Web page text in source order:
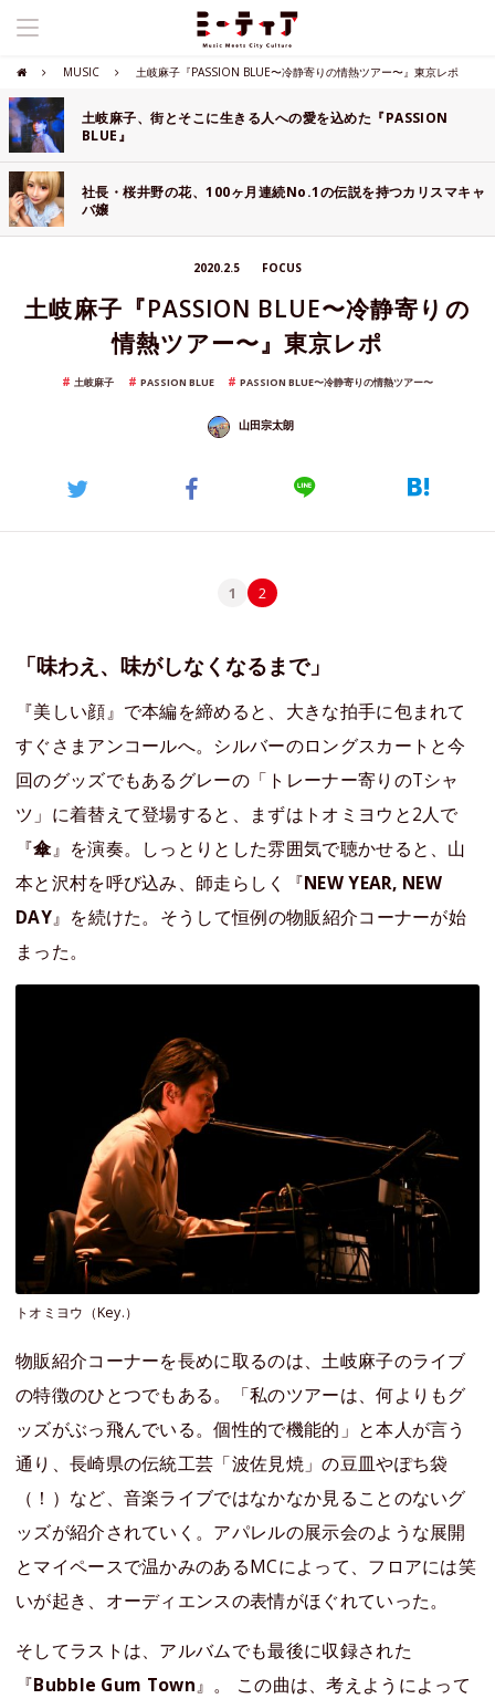
MUSIC 土岐麻子『PASSION BLUE〜冷静寄りの情熱ツアー〜』東京レポ
土岐麻子、街とそこに生きる人への愛を込めた『PASSION
BLUE』
社長・桜井野の花、100ヶ月連続No.1の伝説を持つカリスマキャ
バ嬢
2020.2.5 FOCUS
土岐麻子『PASSION BLUE〜冷静寄りの
情熱ツアー〜』東京レポ
土岐麻子 PASSION BLUE PASSION BLUE〜冷静寄りの情熱ツアー〜
山田宗太朗
1 2
「味わえ、味がしなくなるまで」
『美しい顔』で本編を締めると、大きな拍手に包まれて
すぐさまアンコールへ。シルバーのロングスカートと今
回のグッズでもあるグレーの「トレーナー寄りのTシャ
ツ」に着替えて登場すると、まずはトオミヨウと2人で
『傘』を演奏。しっとりとした雰囲気で聴かせると、山
本と沢村を呼び込み、師走らしく『NEW YEAR, NEW
DAY』を続けた。そうして恒例の物販紹介コーナーが始
まった。
トオミヨウ（Key.）
物販紹介コーナーを長めに取るのは、土岐麻子のライブ
の特徴のひとつでもある。「私のツアーは、何よりもグ
ッズがぶっ飛んでいる。個性的で機能的」と本人が言う
通り、長崎県の伝統工芸「波佐見焼」の豆皿やぽち袋
（！）など、音楽ライブではなかなか見ることのないグ
ッズが紹介されていく。アパレルの展示会のような展開
とマイペースで温かみのあるMCによって、フロアには笑
いが起き、オーディエンスの表情がほぐれていった。
そしてラストは、アルバムでも最後に収録された
『Bubble Gum Town』。 この曲は、考えようによって